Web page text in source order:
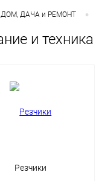
ДOM, ДАЧА и РЕМОНТ •
и техника
Резчики